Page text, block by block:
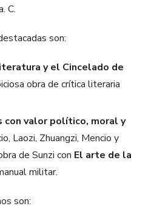
C.
son:
y el Cincelado de
obra de crítica literaria
valor político, moral y
Laozi, Zhuangzi, Mencio y
de Sunzi con El arte de la
militar.
son: